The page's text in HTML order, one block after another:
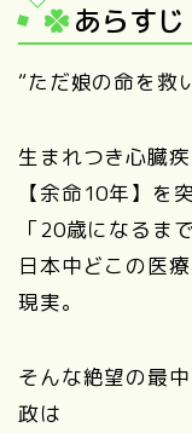
あらすじ
“ただ娘の命を救
生まれつき心臓
【余命10年】を
「20歳になるま
日本中どこの医
現実。
そんな絶望の最
政は